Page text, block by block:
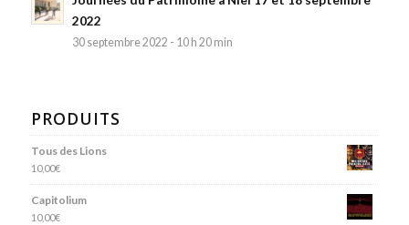
2022
30 septembre 2022 - 10 h 20 min
PRODUITS
Tous des Lions
10,00€
Capitolium
10,00€